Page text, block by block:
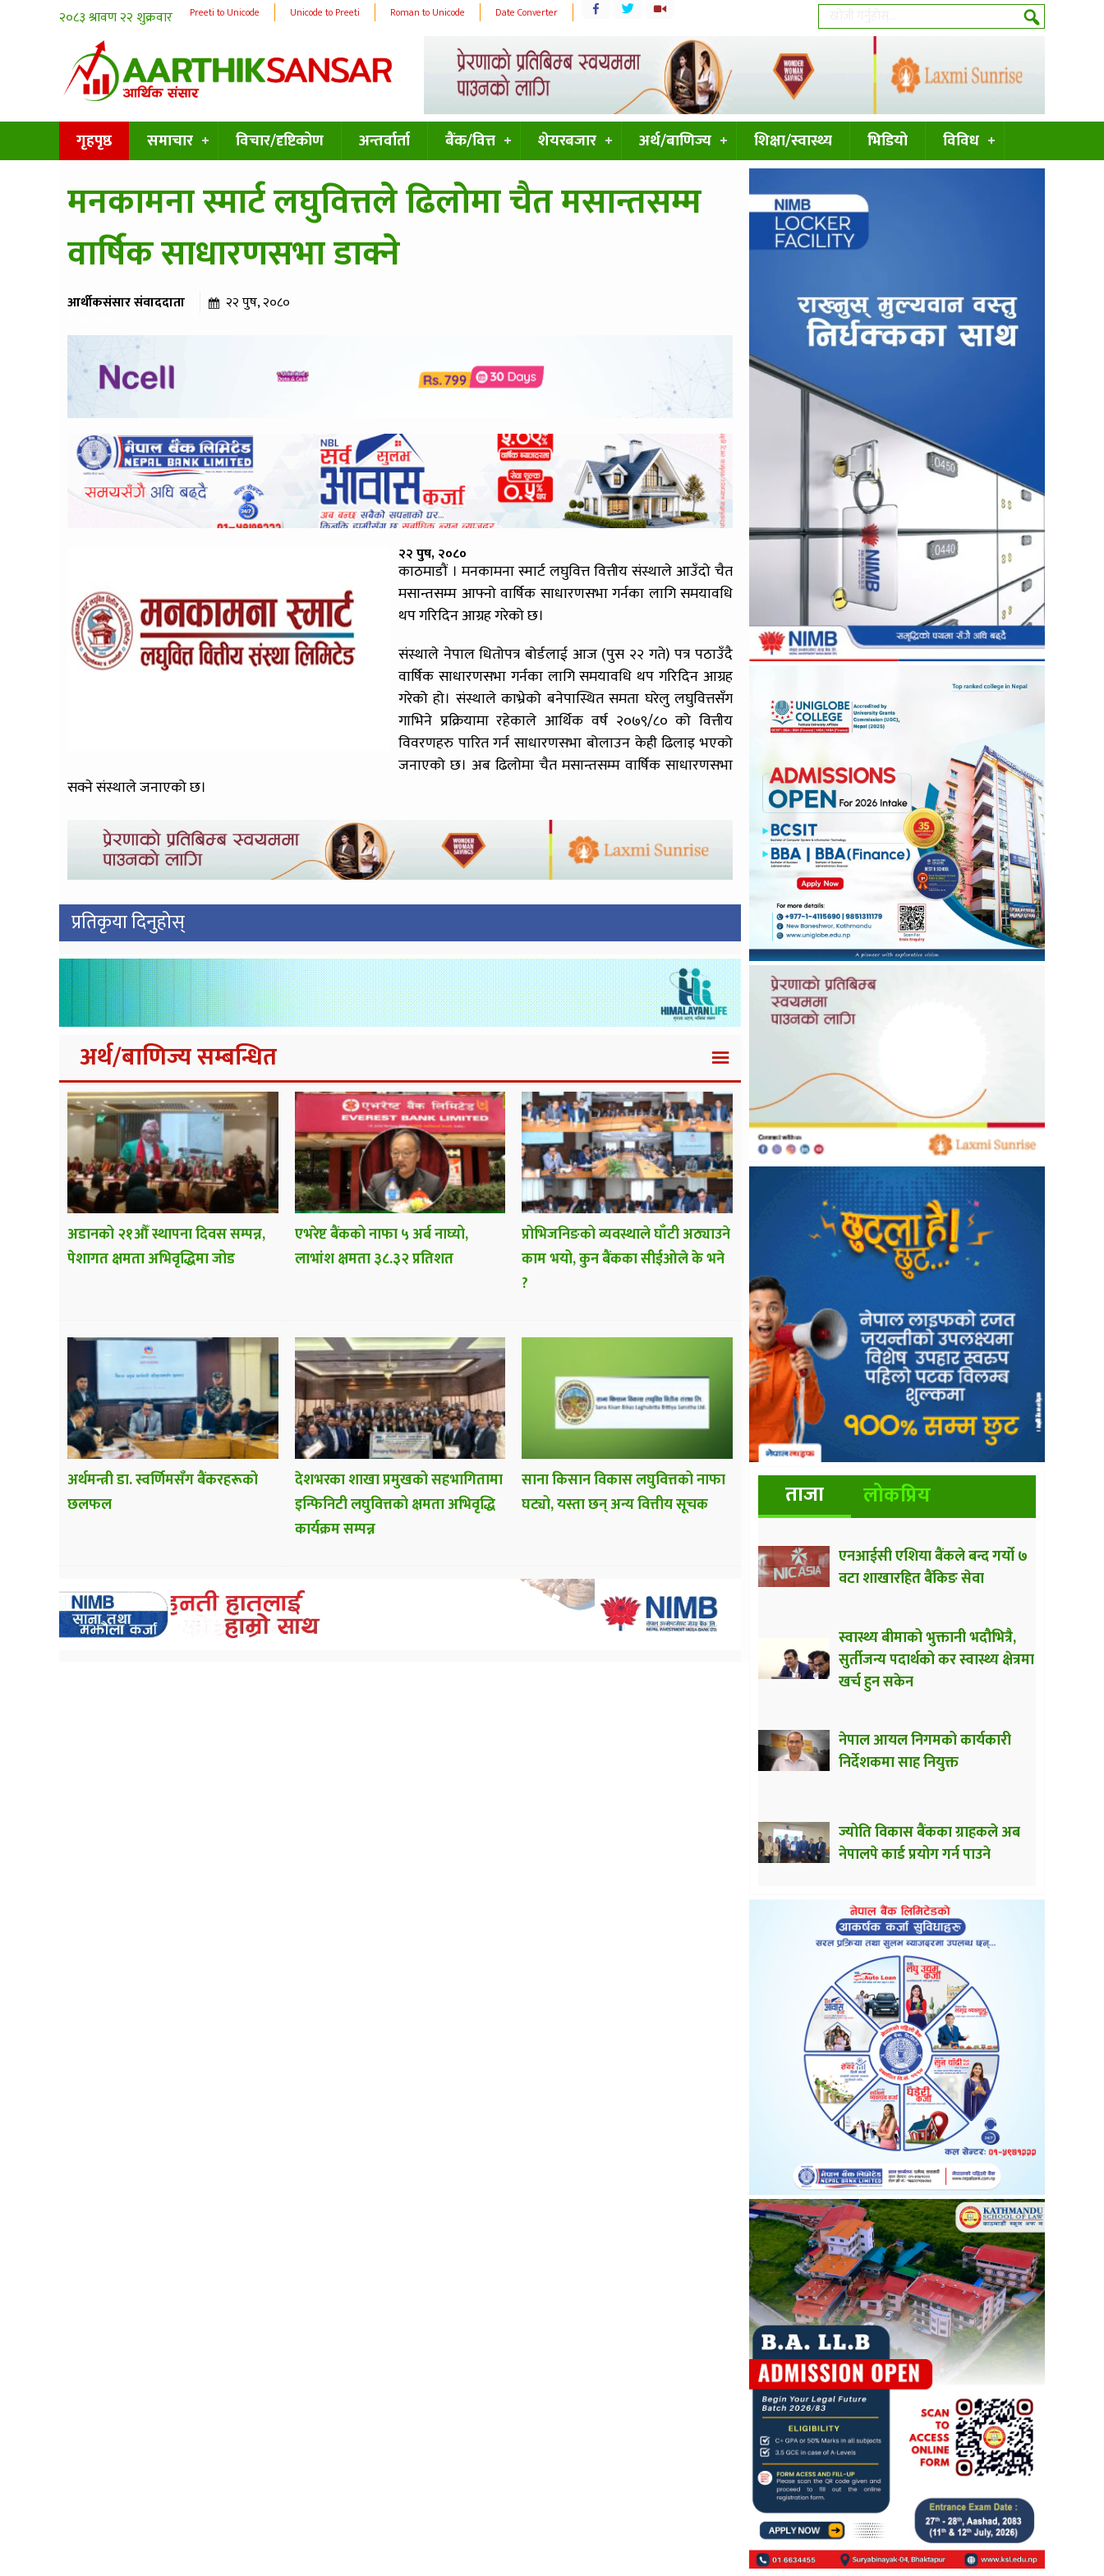
Preeti to Unicode Unicode to Preeti Roman to Unicode Date Converter
गृहपृष्ठ समाचार विचार/दृष्टिकोण अन्तर्वार्ता बैंक/वित्त शेयरबजार अर्थ/बाणिज्य शिक्षा/स्वास्थ्य भिडियो विविध
मनकामना स्मार्ट लघुवित्तले ढिलोमा चैत मसान्तसम्म
वार्षिक साधारणसभा डाक्ने
आर्थीकसंसार संवाददाता २२ पुष, २०८०
२२ पुष, २०८०
काठमाडौं । मनकामना स्मार्ट लघुवित्त वित्तीय संस्थाले आउँदो चैत
मसान्तसम्म आफ्नो वार्षिक साधारणसभा गर्नका लागि समयावधि
थप गरिदिन आग्रह गरेको छ।
संस्थाले नेपाल धितोपत्र बोर्डलाई आज (पुस २२ गते) पत्र पठाउँदै
वार्षिक साधारणसभा गर्नका लागि समयावधि थप गरिदिन आग्रह
गरेको हो। संस्थाले काभ्रेको बनेपास्थित समता घरेलु लघुवित्तसँग
गाभिने प्रक्रियामा रहेकाले आर्थिक वर्ष २०७९/८० को वित्तीय
विवरणहरु पारित गर्न साधारणसभा बोलाउन केही ढिलाइ भएको
जनाएको छ। अब ढिलोमा चैत मसान्तसम्म वार्षिक साधारणसभा
सक्ने संस्थाले जनाएको छ।
प्रतिकृया दिनुहोस्
अर्थ/बाणिज्य सम्बन्धित
अडानको २१औँ स्थापना दिवस सम्पन्न,
पेशागत क्षमता अभिवृद्धिमा जोड
एभरेष्ट बैंकको नाफा ५ अर्ब नाघ्यो,
लाभांश क्षमता ३८.३२ प्रतिशत
प्रोभिजनिङको व्यवस्थाले घाँटी अठ्याउने
काम भयो, कुन बैंकका सीईओले के भने
?
अर्थमन्त्री डा. स्वर्णिमसँग बैंकरहरूको
छलफल
देशभरका शाखा प्रमुखको सहभागितामा
इन्फिनिटी लघुवित्तको क्षमता अभिवृद्धि
कार्यक्रम सम्पन्न
साना किसान विकास लघुवित्तको नाफा
घट्यो, यस्ता छन् अन्य वित्तीय सूचक
ताजा लोकप्रिय
एनआईसी एशिया बैंकले बन्द गर्यो ७
वटा शाखारहित बैंकिङ सेवा
स्वास्थ्य बीमाको भुक्तानी भदौभित्रै,
सुर्तीजन्य पदार्थको कर स्वास्थ्य क्षेत्रमा
खर्च हुन सकेन
नेपाल आयल निगमको कार्यकारी
निर्देशकमा साह नियुक्त
ज्योति विकास बैंकका ग्राहकले अब
नेपालपे कार्ड प्रयोग गर्न पाउने